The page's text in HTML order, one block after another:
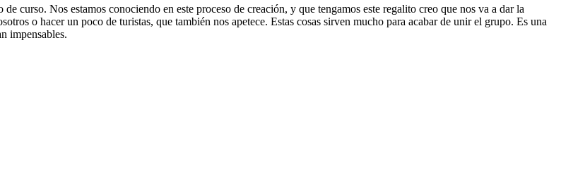
curso. Nos estamos conociendo en este proceso de creación, y que tengamos este regalito creo que nos va a dar la
o hacer un poco de turistas, que también nos apetece. Estas cosas sirven mucho para acabar de unir el grupo. Es una
impensables.